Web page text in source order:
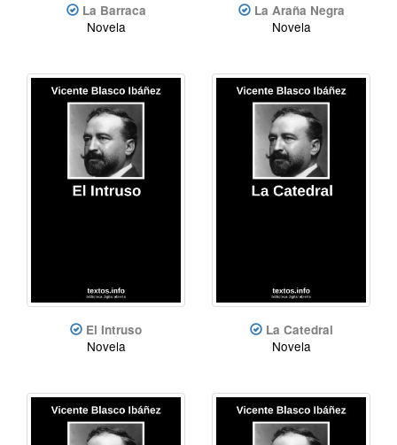
La Barraca
Novela
La Araña Negra
Novela
El Intruso
Novela
La Catedral
Novela